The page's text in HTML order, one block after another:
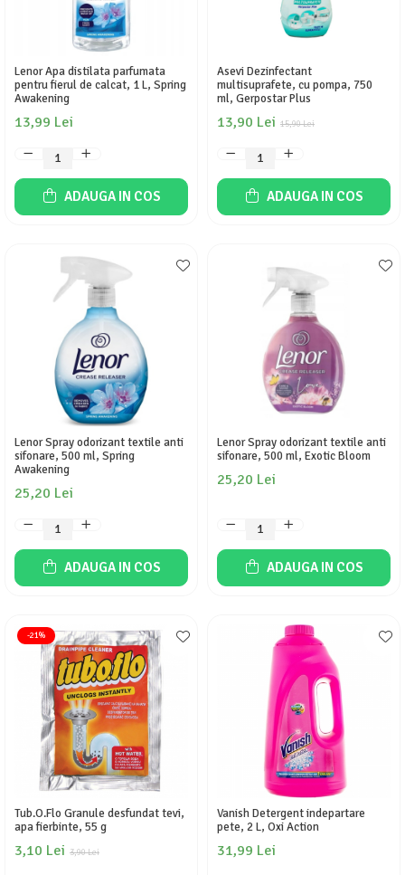
Lenor Apa distilata parfumata
pentru fierul de calcat, 1 L, Spring
Awakening
13,99 Lei
ADAUGA IN COS
Asevi Dezinfectant
multisuprafete, cu pompa, 750
ml, Gerpostar Plus
15,90 Lei
13,90 Lei
ADAUGA IN COS
Lenor Spray odorizant textile anti
sifonare, 500 ml, Spring
Awakening
25,20 Lei
ADAUGA IN COS
Lenor Spray odorizant textile anti
sifonare, 500 ml, Exotic Bloom
25,20 Lei
ADAUGA IN COS
-21%
Tub.O.Flo Granule desfundat tevi,
apa fierbinte, 55 g
3,90 Lei
3,10 Lei
Vanish Detergent indepartare
pete, 2 L, Oxi Action
31,99 Lei